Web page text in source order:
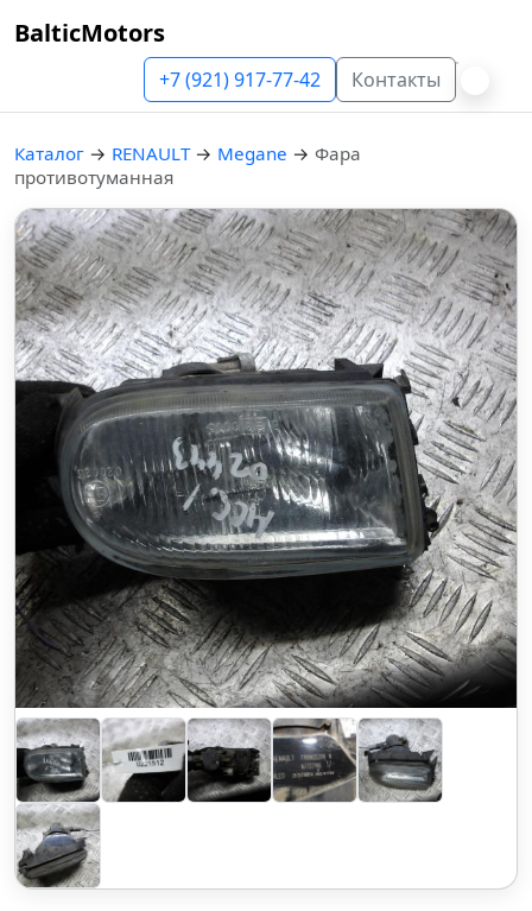
BalticMotors
+7 (921) 917-77-42 Контакты
Каталог → RENAULT → Megane → Фара
противотуманная